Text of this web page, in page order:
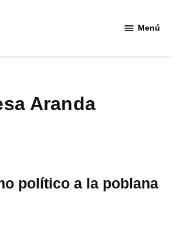
Menú
político a la poblana